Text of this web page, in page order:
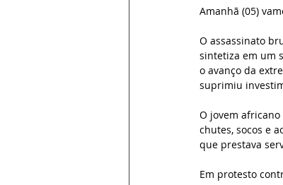
Amanhã (05)
O assassinato
sintetiza em um
o avanço da
suprimiu
O jovem
chutes, socos e
que prestava
Em protesto